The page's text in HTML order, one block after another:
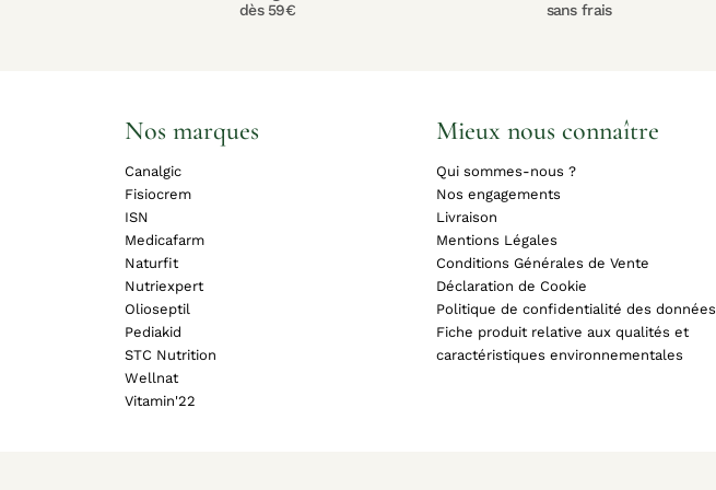
dès 59€
sans frais
Nos marques
Canalgic
Fisiocrem
ISN
Medicafarm
Naturfit
Nutriexpert
Olioseptil
Pediakid
STC Nutrition
Wellnat
Vitamin'22
Mieux nous connaître
Qui sommes-nous ?
Nos engagements
Livraison
Mentions Légales
Conditions Générales de Vente
Déclaration de Cookie
Politique de confidentialité des données
Fiche produit relative aux qualités et
caractéristiques environnementales